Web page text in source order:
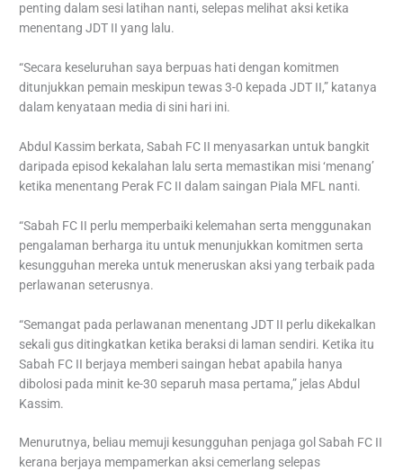
penting dalam sesi latihan nanti, selepas melihat aksi ketika
menentang JDT II yang lalu.
“Secara keseluruhan saya berpuas hati dengan komitmen
ditunjukkan pemain meskipun tewas 3-0 kepada JDT II,” katanya
dalam kenyataan media di sini hari ini.
Abdul Kassim berkata, Sabah FC II menyasarkan untuk bangkit
daripada episod kekalahan lalu serta memastikan misi ‘menang’
ketika menentang Perak FC II dalam saingan Piala MFL nanti.
“Sabah FC II perlu memperbaiki kelemahan serta menggunakan
pengalaman berharga itu untuk menunjukkan komitmen serta
kesungguhan mereka untuk meneruskan aksi yang terbaik pada
perlawanan seterusnya.
“Semangat pada perlawanan menentang JDT II perlu dikekalkan
sekali gus ditingkatkan ketika beraksi di laman sendiri. Ketika itu
Sabah FC II berjaya memberi saingan hebat apabila hanya
dibolosi pada minit ke-30 separuh masa pertama,” jelas Abdul
Kassim.
Menurutnya, beliau memuji kesungguhan penjaga gol Sabah FC II
kerana berjaya mempamerkan aksi cemerlang selepas